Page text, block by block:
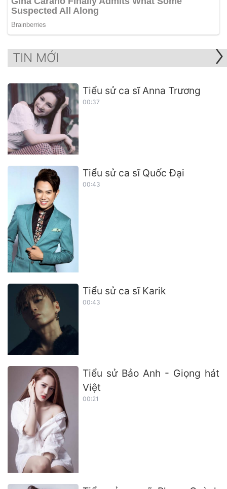
TIN MỚI
Tiểu sử ca sĩ Anna Trương
00:37
Tiểu sử ca sĩ Quốc Đại
00:43
Tiểu sử ca sĩ Karik
00:43
Tiểu sử Bảo Anh - Giọng hát
Việt
00:21